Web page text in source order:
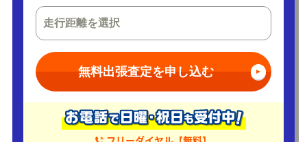
無料出張査定を申し込む